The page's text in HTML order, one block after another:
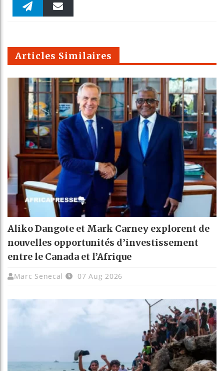
Faceboo Twitter
m
Articles Similaires
Aliko Dangote et Mark Carney explorent de
nouvelles opportunités d’investissement
entre le Canada et l’Afrique
Marc Senecal 07 Aug 2026